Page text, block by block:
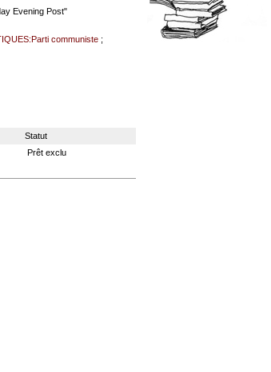
Evening Post"
communiste;
Statut
Prêt exclu